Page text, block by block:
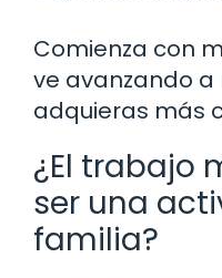
Comienza con
ve avanzando
adquieras más
¿El trabajo
ser una
familia?